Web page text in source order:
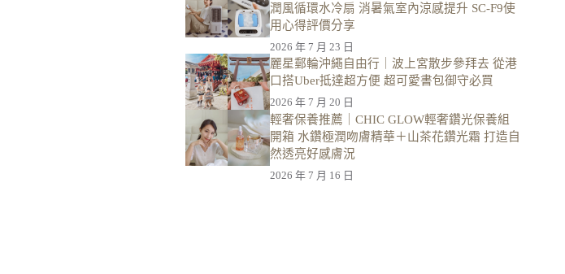
潤風循環水冷扇 消暑氣室內涼感提升 SC-F9使
用心得評價分享
2026 年 7 月 23 日
麗星郵輪沖繩自由行｜波上宮散步參拜去 從港
口搭Uber抵達超方便 超可愛書包御守必買
2026 年 7 月 20 日
輕奢保養推薦｜CHIC GLOW輕奢鑽光保養組
開箱 水鑽極潤吻膚精華＋山茶花鑽光霜 打造自
然透亮好感膚況
2026 年 7 月 16 日